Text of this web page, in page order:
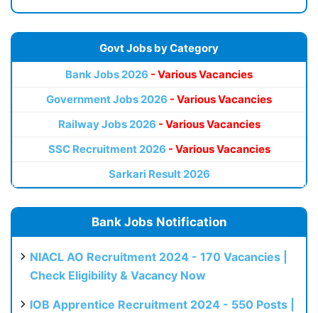
Govt Jobs by Category
Bank Jobs 2026 - Various Vacancies
Government Jobs 2026 - Various Vacancies
Railway Jobs 2026 - Various Vacancies
SSC Recruitment 2026 - Various Vacancies
Sarkari Result 2026
Bank Jobs Notification
NIACL AO Recruitment 2024 - 170 Vacancies |
Check Eligibility & Vacancy Now
IOB Apprentice Recruitment 2024 - 550 Posts |